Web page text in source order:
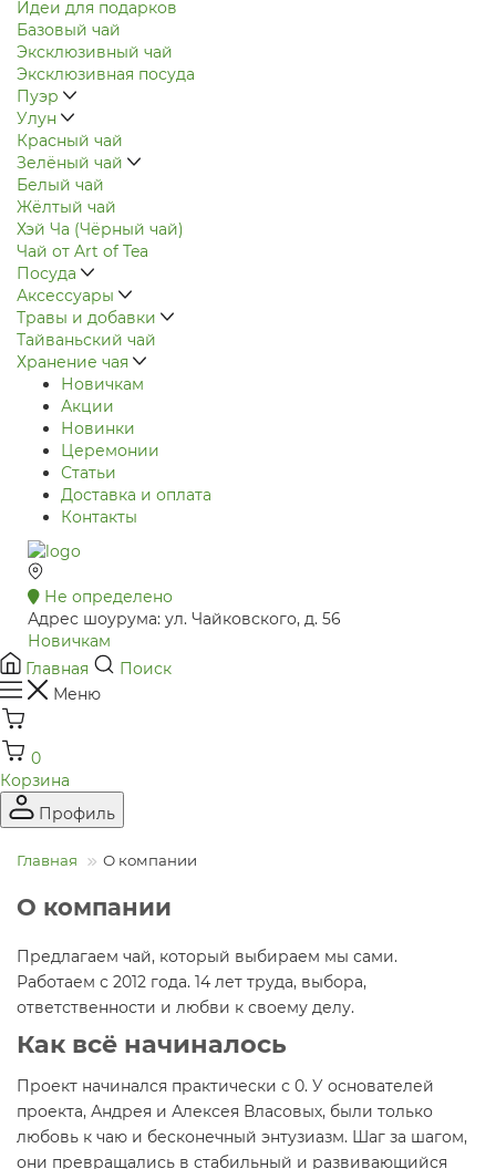
Идеи для подарков
Базовый чай
Эксклюзивный чай
Эксклюзивная посуда
Пуэр
Улун
Красный чай
Зелёный чай
Белый чай
Жёлтый чай
Хэй Ча (Чёрный чай)
Чай от Art of Tea
Посуда
Аксессуары
Травы и добавки
Тайваньский чай
Хранение чая
Новичкам
Акции
Новинки
Церемонии
Статьи
Доставка и оплата
Контакты
Не определено
Адрес шоурума: ул. Чайковского, д. 56
Новичкам
Главная
Поиск
Меню
0
Корзина
Профиль
Главная О компании
О компании
Предлагаем чай, который выбираем мы сами.
Работаем с 2012 года. 14 лет труда, выбора,
ответственности и любви к своему делу.
Как всё начиналось
Проект начинался практически с 0. У основателей
проекта, Андрея и Алексея Власовых, были только
любовь к чаю и бесконечный энтузиазм. Шаг за шагом,
они превращались в стабильный и развивающийся